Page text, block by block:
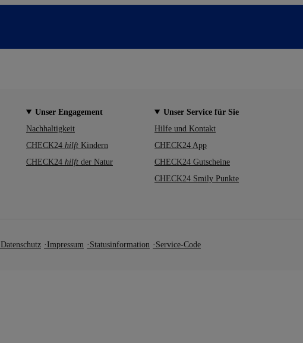
Unser Engagement
Nachhaltigkeit
CHECK24 hilft Kindern
CHECK24 hilft der Natur
Unser Service für Sie
Hilfe und Kontakt
CHECK24 App
CHECK24 Gutscheine
CHECK24 Smily Punkte
Datenschutz Impressum Statusinformation Service-Code